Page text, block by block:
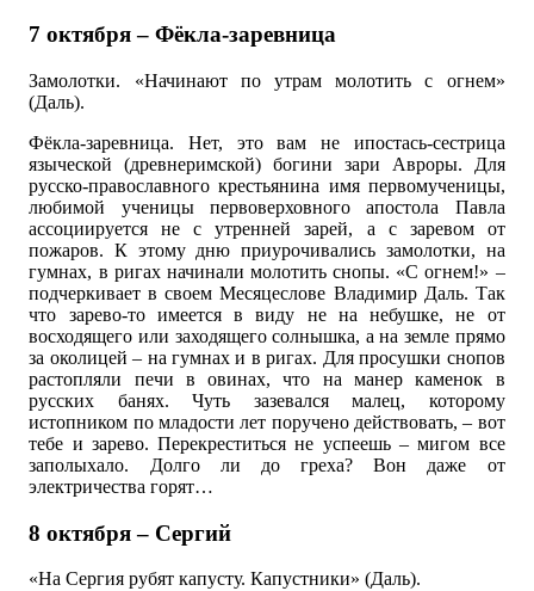
7 октября – Фёкла-заревница
Замолотки. «Начинают по утрам молотить с огнем»
(Даль).
Фёкла-заревница. Нет, это вам не ипостась-сестрица
языческой (древнеримской) богини зари Авроры. Для
русско-православного крестьянина имя первомученицы,
любимой ученицы первоверховного апостола Павла
ассоциируется не с утренней зарей, а с заревом от
пожаров. К этому дню приурочивались замолотки, на
гумнах, в ригах начинали молотить снопы. «С огнем!» –
подчеркивает в своем Месяцеслове Владимир Даль. Так
что зарево-то имеется в виду не на небушке, не от
восходящего или заходящего солнышка, а на земле прямо
за околицей – на гумнах и в ригах. Для просушки снопов
растопляли печи в овинах, что на манер каменок в
русских банях. Чуть зазевался малец, которому
истопником по младости лет поручено действовать, – вот
тебе и зарево. Перекреститься не успеешь – мигом все
заполыхало. Долго ли до греха? Вон даже от
электричества горят…
8 октября – Сергий
«На Сергия рубят капусту. Капустники» (Даль).